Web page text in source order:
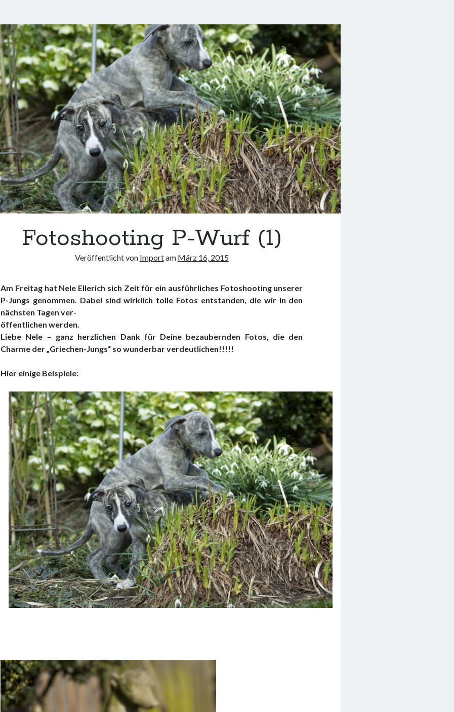
Fotoshooting P-Wurf (1)
Veröffentlicht von Importam März 16, 2015
Am Freitag hat Nele Ellerich sich Zeit für ein ausführliches Fotoshooting unserer
P-Jungs genommen. Dabei sind wirklich tolle Fotos entstanden, die wir in den
nächsten Tagen ver-
öffentlichen werden.
Liebe Nele – ganz herzlichen Dank für Deine bezaubernden Fotos, die den
Charme der „Griechen-Jungs“ so wunderbar verdeutlichen!!!!!
Hier einige Beispiele: